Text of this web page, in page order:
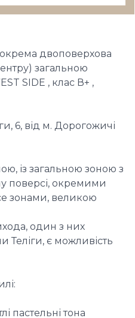
двоповерхова
загальною
SIDE , клас В+ ,
6, від м. Дорогожичі
із загальною зоною з
поверсі, окремими
зонами, великою
один з них
Теліги, є можливість
пастельні тона